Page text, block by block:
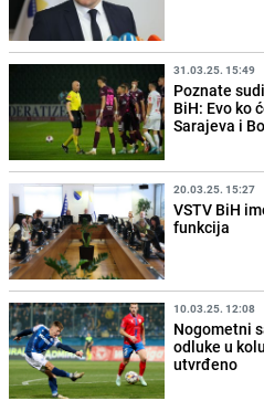
31.03.25. 15:49
Poznate
BiH: Evo ko
Sarajeva i
20.03.25. 15:27
VSTV BiH
funkcija
10.03.25. 12:08
Nogometni
odluke u
utvrđeno